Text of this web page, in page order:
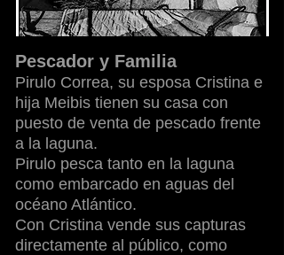
Pescador y Familia
Pirulo Correa, su esposa Cristina e
hija Meibis tienen su casa con
puesto de venta de pescado frente
a la laguna.
Pirulo pesca tanto en la laguna
como embarcado en aguas del
océano Atlántico.
Con Cristina vende sus capturas
directamente al público, como